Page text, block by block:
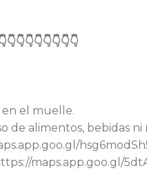
en el muelle.
de alimentos, bebidas ni
maps.app.goo.gl/